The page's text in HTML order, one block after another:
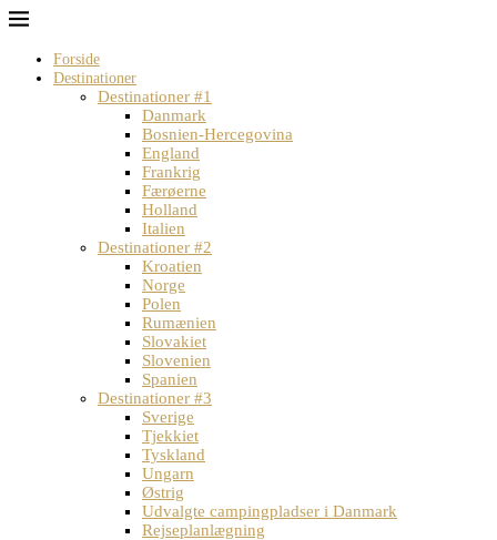
Forside
Destinationer
Destinationer #1
Danmark
Bosnien-Hercegovina
England
Frankrig
Færøerne
Holland
Italien
Destinationer #2
Kroatien
Norge
Polen
Rumænien
Slovakiet
Slovenien
Spanien
Destinationer #3
Sverige
Tjekkiet
Tyskland
Ungarn
Østrig
Udvalgte campingpladser i Danmark
Rejseplanlægning